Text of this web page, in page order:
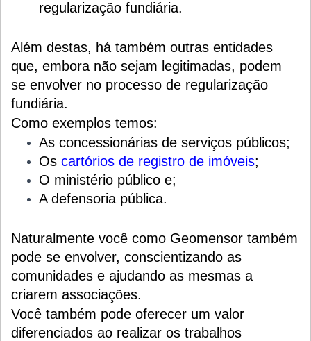
regularização fundiária.
Além destas, há também outras entidades
que, embora não sejam legitimadas, podem
se envolver no processo de regularização
fundiária.
Como exemplos temos:
As concessionárias de serviços públicos;
Os cartórios de registro de imóveis;
O ministério público e;
A defensoria pública.
Naturalmente você como Geomensor também
pode se envolver, conscientizando as
comunidades e ajudando as mesmas a
criarem associações.
Você também pode oferecer um valor
diferenciados ao realizar os trabalhos